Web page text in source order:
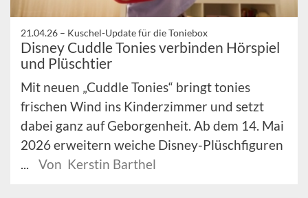
21.04.26 – Kuschel-Update für die Toniebox
Disney Cuddle Tonies verbinden Hörspiel
und Plüschtier
Mit neuen „Cuddle Tonies“ bringt tonies
frischen Wind ins Kinderzimmer und setzt
dabei ganz auf Geborgenheit. Ab dem 14. Mai
2026 erweitern weiche Disney-Plüschfiguren
...
Von Kerstin Barthel